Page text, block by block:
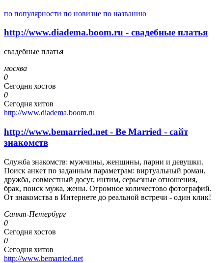
по популярности по новизне по названию
http://www.diadema.boom.ru - свадебные платья
свадебные платья
москва
0
Сегодня хостов
0
Сегодня хитов
http://www.diadema.boom.ru
http://www.bemarried.net - Be Married - сайт
знакомств
Служба знакомств: мужчины, женщины, парни и девушки.
Поиск анкет по заданным параметрам: виртуальный роман,
дружба, совместный досуг, интим, серьезные отношения,
брак, поиск мужа, жены. Огромное количестово фотографий.
От знакомства в Интернете до реальной встречи - один клик!
Санкт-Петербург
0
Сегодня хостов
0
Сегодня хитов
http://www.bemarried.net